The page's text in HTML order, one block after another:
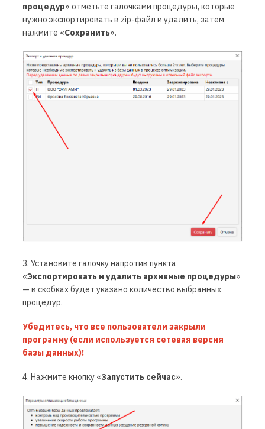
процедур» отметьте галочками процедуры, которые
нужно экспортировать в zip-файл и удалить, затем
нажмите «Сохранить».
3. Установите галочку напротив пункта
«Экспортировать и удалить архивные процедуры»
— в скобках будет указано количество выбранных
процедур.
Убедитесь, что все пользователи закрыли
программу (если используется сетевая версия
базы данных)!
4. Нажмите кнопку «Запустить сейчас».